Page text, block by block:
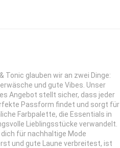
Tonic glauben wir an zwei Dinge:
und gute Vibes. Unser
Angebot stellt sicher, dass jeder
Passform findet und sorgt für
Farbpalette, die Essentials in
Lieblingsstücke verwandelt.
dich für nachhaltige Mode
und gute Laune verbreitest, ist